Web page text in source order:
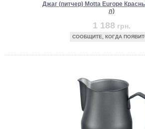
Джаг (питчер) Motta Europe
л)
1 188 грн.
СООБЩИТЕ, КОГДА